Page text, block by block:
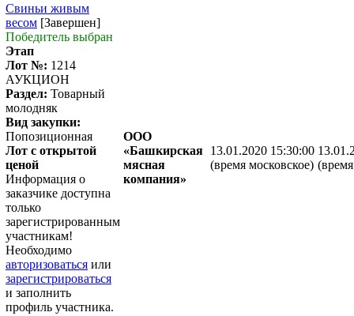
Свиньи живым
весом [Завершен]
Победитель выбран
Этап
Лот №: 1214
АУКЦИОН
Раздел: Товарный
молодняк
Вид закупки:
Попозиционная
Лот с открытой
ценой
Информация о
заказчике доступна
только
зарегистрированным
участникам!
Необходимо
авторизоваться или
зарегистрироваться
и заполнить
профиль участника.
ООО
«Башкирская
мясная
компания»
13.01.2020 15:30:00
(время московское)